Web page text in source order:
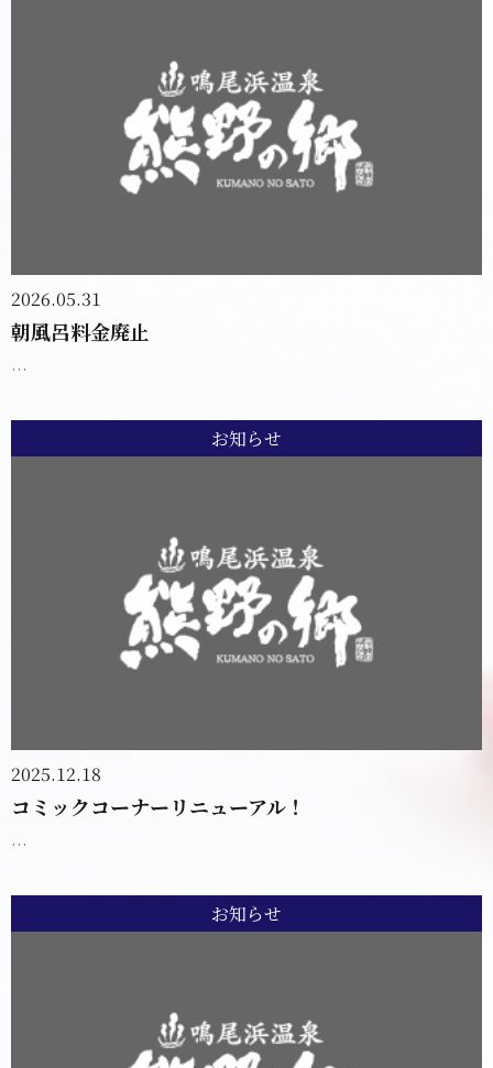
2026.05.31
朝風呂料金廃止
...
お知らせ
2025.12.18
コミックコーナーリニューアル！
...
お知らせ